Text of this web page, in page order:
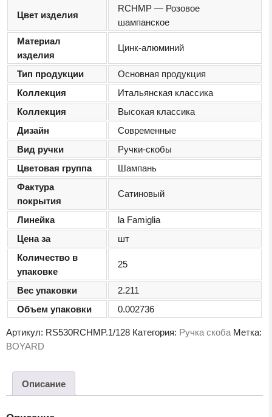
Цвет изделия
RCHMP — Розовое
шампанское
Материал
изделия
Цинк-алюминий
Тип продукции
Основная продукция
Коллекция
Итальянская классика
Коллекция
Высокая классика
Дизайн
Современные
Вид ручки
Ручки-скобы
Цветовая группа
Шампань
Фактура
покрытия
Сатиновый
Линейка
la Famiglia
Цена за
шт
Количество в
упаковке
25
Вес упаковки
2.211
Объем упаковки
0.002736
Артикул: RS530RCHMP.1/128 Категория: Ручка скоба Метка:
BOYARD
Описание